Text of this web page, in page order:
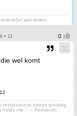
aanzetten.
• 11
wel komt
restlessness keeps growing
holds me.” ― Fernando